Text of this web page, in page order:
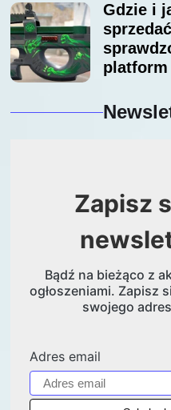
Gdzie i
platform
Zapisz
Bądź na bieżąco z
ogłoszeniami. Zapisz
swojego
Adres email